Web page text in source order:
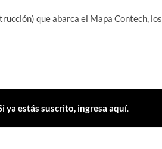
que abarca el Mapa Contech, los
ya estás suscrito, ingresa aquí.